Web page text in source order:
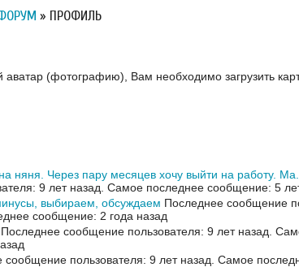
» ПРОФИЛЬ
аватар (фотографию), Вам необходимо загрузить
няня. Через пару месяцев хочу выйти на работу. Ма..
9 лет назад. Самое последнее сообщение: 5
выбираем, обсуждаем Последнее сообщение
сообщение: 2 года назад
Последнее сообщение пользователя: 9 лет назад.
сообщение пользователя: 9 лет назад. Самое